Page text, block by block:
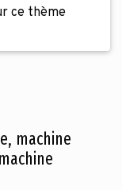
ce thème
machine